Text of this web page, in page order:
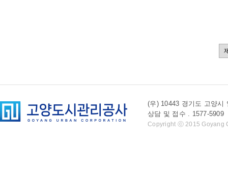
(우) 10443 경기도 고양시
상담 및 접수 . 1577-
Copyright ⓒ 2015 Goyang